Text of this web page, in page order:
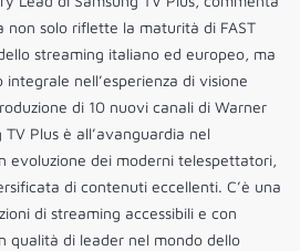
non solo riflette la maturità di FAST
streaming italiano ed europeo, ma
nell’esperienza di visione
di 10 nuovi canali di Warner
Plus è all’avanguardia nel
evoluzione dei moderni telespettatori,
di contenuti eccellenti. C’è una
di streaming accessibili e con
qualità di leader nel mondo dello